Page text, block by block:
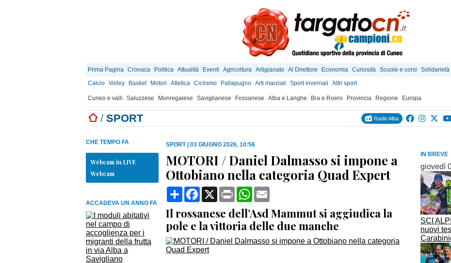
Prima Pagina Cronaca Politica Attualità Eventi Agricoltura Artigianato Al Direttore Economia Curiosità Scuole e corsi Solidarietà
Calcio Volley Basket Motori Atletica Ciclismo Pallapugno Arti marziali Sport invernali Altri sport
Cuneo e valli Saluzzese Monregalese Saviglianese Fossanese Alba e Langhe Bra e Roero Provincia Regione Europa
/ SPORT Radio Alba
IN BREVE
giovedì
SCI
nuovi
CHE TEMPO FA
Webcam in LIVE
Webcam
ACCADEVA UN ANNO FA
SPORT| 03 GIUGNO 2026, 10:56
MOTORI / Daniel Dalmasso si impone a
Ottobiano nella categoria Quad Expert
CondividiFacebook
X Print WhatsApp
Il rossanese dell’Asd Mammut si aggiudica la
pole e la vittoria delle due manche